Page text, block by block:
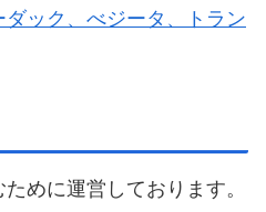
ック、べジータ、トラン
めに運営しております。